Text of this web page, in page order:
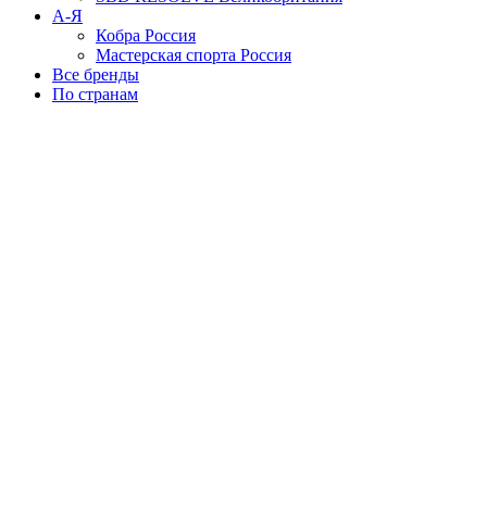
А-Я
Кобра Россия
Мастерская спорта Россия
Все бренды
По странам